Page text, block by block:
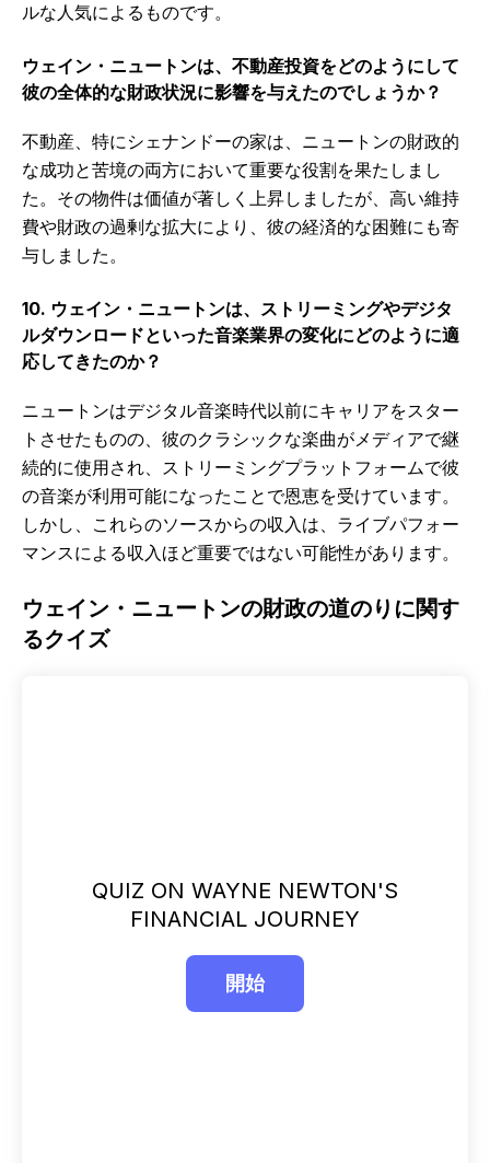
ルな人気によるものです。
ウェイン・ニュートンは、不動産投資をどのようにして
彼の全体的な財政状況に影響を与えたのでしょうか？
不動産、特にシェナンドーの家は、ニュートンの財政的
な成功と苦境の両方において重要な役割を果たしまし
た。その物件は価値が著しく上昇しましたが、高い維持
費や財政の過剰な拡大により、彼の経済的な困難にも寄
与しました。
10. ウェイン・ニュートンは、ストリーミングやデジタ
ルダウンロードといった音楽業界の変化にどのように適
応してきたのか？
ニュートンはデジタル音楽時代以前にキャリアをスター
トさせたものの、彼のクラシックな楽曲がメディアで継
続的に使用され、ストリーミングプラットフォームで彼
の音楽が利用可能になったことで恩恵を受けています。
しかし、これらのソースからの収入は、ライブパフォー
マンスによる収入ほど重要ではない可能性があります。
ウェイン・ニュートンの財政の道のりに関す
るクイズ
QUIZ ON WAYNE NEWTON'S
FINANCIAL JOURNEY